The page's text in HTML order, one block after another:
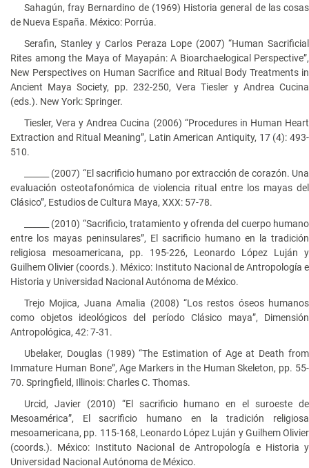
Sahagún, fray Bernardino de (1969) Historia general de las cosas
de Nueva España. México: Porrúa.
Serafin, Stanley y Carlos Peraza Lope (2007) “Human Sacrificial
Rites among the Maya of Mayapán: A Bioarchaelogical Perspective”,
New Perspectives on Human Sacrifice and Ritual Body Treatments in
Ancient Maya Society, pp. 232-250, Vera Tiesler y Andrea Cucina
(eds.). New York: Springer.
Tiesler, Vera y Andrea Cucina (2006) “Procedures in Human Heart
Extraction and Ritual Meaning”, Latin American Antiquity, 17 (4): 493-
510.
______ (2007) “El sacrificio humano por extracción de corazón. Una
evaluación osteotafonómica de violencia ritual entre los mayas del
Clásico”, Estudios de Cultura Maya, XXX: 57-78.
______ (2010) “Sacrificio, tratamiento y ofrenda del cuerpo humano
entre los mayas peninsulares”, El sacrificio humano en la tradición
religiosa mesoamericana, pp. 195-226, Leonardo López Luján y
Guilhem Olivier (coords.). México: Instituto Nacional de Antropología e
Historia y Universidad Nacional Autónoma de México.
Trejo Mojica, Juana Amalia (2008) “Los restos óseos humanos
como objetos ideológicos del período Clásico maya”, Dimensión
Antropológica, 42: 7-31.
Ubelaker, Douglas (1989) “The Estimation of Age at Death from
Immature Human Bone”, Age Markers in the Human Skeleton, pp. 55-
70. Springfield, Illinois: Charles C. Thomas.
Urcid, Javier (2010) “El sacrificio humano en el suroeste de
Mesoamérica”, El sacrificio humano en la tradición religiosa
mesoamericana, pp. 115-168, Leonardo López Luján y Guilhem Olivier
(coords.). México: Instituto Nacional de Antropología e Historia y
Universidad Nacional Autónoma de México.